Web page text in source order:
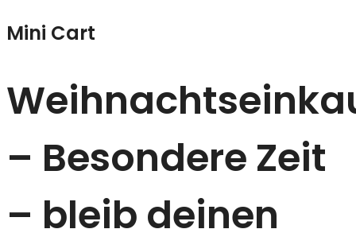
Mini Cart
– Besondere Zeit
– bleib deinen